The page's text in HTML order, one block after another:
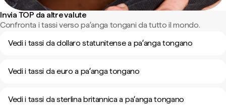
Invia TOP da altre valute
Confronta i tassi verso paʻanga tongani da tutto il mondo.
Vedi i tassi da dollaro statunitense a paʻanga tongano
Vedi i tassi da euro a paʻanga tongano
Vedi i tassi da sterlina britannica a paʻanga tongano